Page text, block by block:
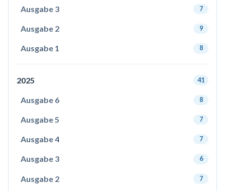
Ausgabe 3 7
Ausgabe 2 9
Ausgabe 1 8
2025 41
Ausgabe 6 8
Ausgabe 5 7
Ausgabe 4 7
Ausgabe 3 6
Ausgabe 2 7